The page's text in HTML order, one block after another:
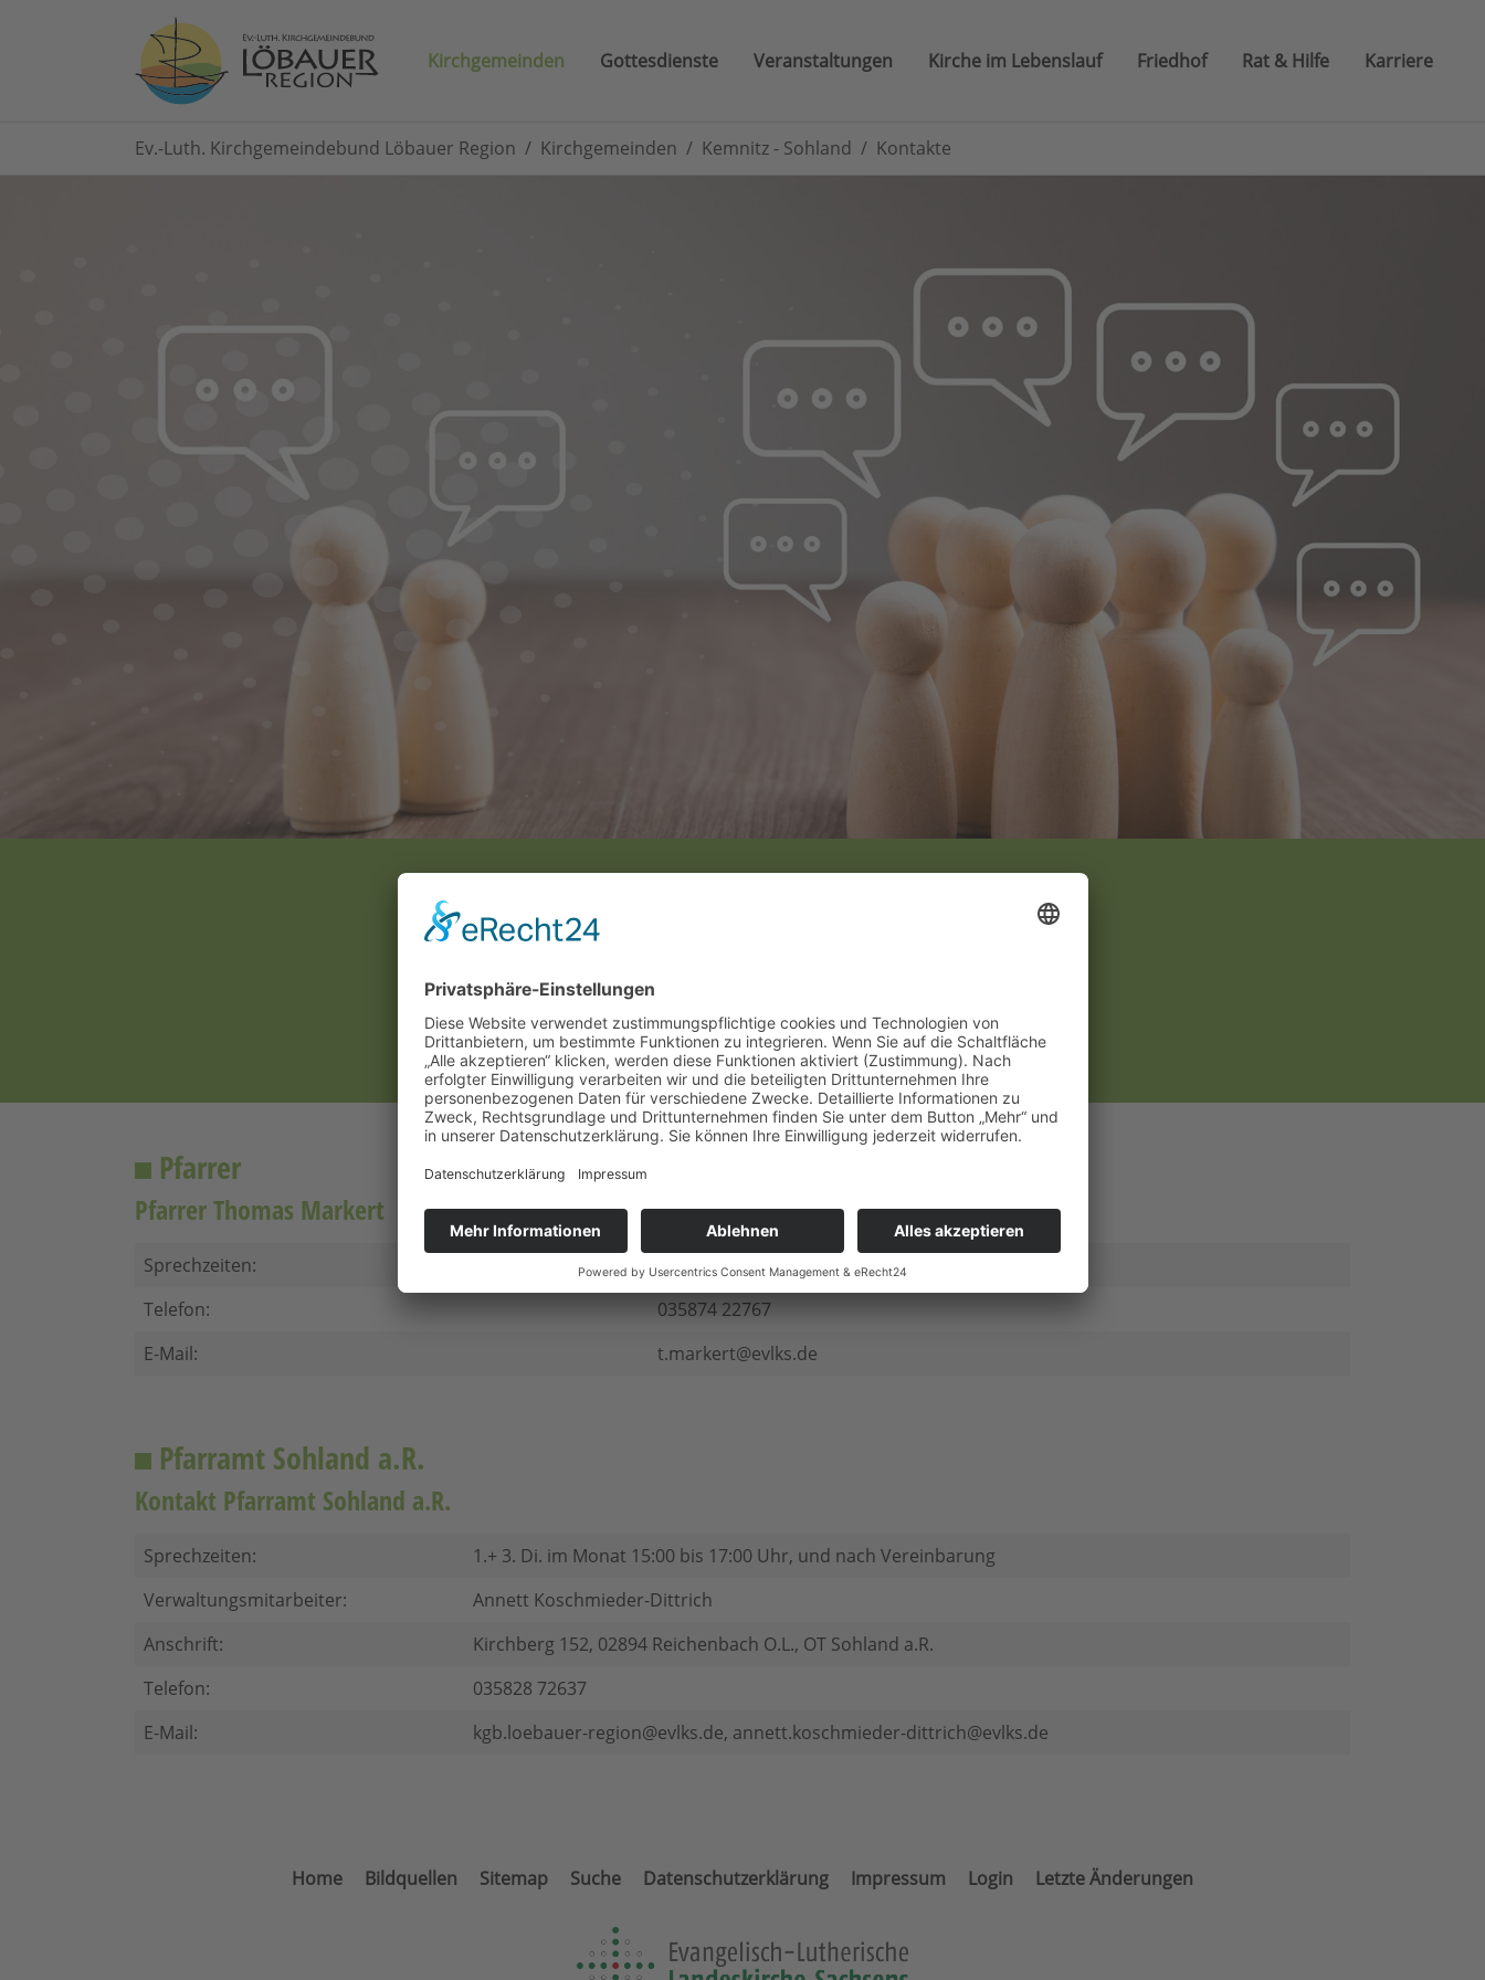
Kirchgemeinden Gottesdienste Veranstaltungen Kirche im Lebenslauf Friedhof Rat & Hilfe Karriere
Ev.-Luth. Kirchgemeindebund Löbauer Region Kirchgemeinden Kemnitz - Sohland Kontakte
Kemnitz - Sohland
zur Übersicht
Pfarrer
Pfarrer Thomas Markert
Sprechzeiten:
nach Vereinbarung
Telefon:
035874 22767
E-Mail:
t.markert@evlks.de
Pfarramt Sohland a.R.
Kontakt Pfarramt Sohland a.R.
Sprechzeiten:
1.+ 3. Di. im Monat 15:00 bis 17:00 Uhr, und nach Vereinbarung
Verwaltungsmitarbeiter:
Annett Koschmieder-Dittrich
Anschrift:
Kirchberg 152, 02894 Reichenbach O.L., OT Sohland a.R.
Telefon:
035828 72637
E-Mail:
kgb.loebauer-region@evlks.de, annett.koschmieder-dittrich@evlks.de
Home Bildquellen Sitemap Suche Datenschutzerklärung Impressum Login Letzte Änderungen